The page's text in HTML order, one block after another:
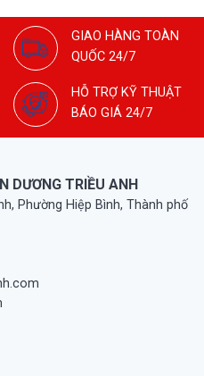
GIAO HÀNG TOÀN
QUỐC 24/7
HỖ TRỢ KỸ THUẬT
BÁO GIÁ 24/7
DƯƠNG TRIỀU ANH
Phường Hiệp Bình, Thành phố